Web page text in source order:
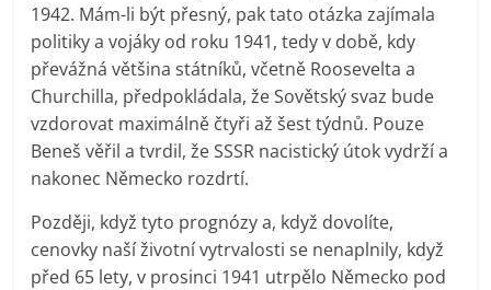
1942. Mám-li být přesný, pak tato otázka zajímala
politiky a vojáky od roku 1941, tedy v době, kdy
převážná většina státníků, včetně Roosevelta a
Churchilla, předpokládala, že Sovětský svaz bude
vzdorovat maximálně čtyři až šest týdnů. Pouze
Beneš věřil a tvrdil, že SSSR nacistický útok vydrží a
nakonec Německo rozdrtí.
Později, když tyto prognózy a, když dovolíte,
cenovky naší životní vytrvalosti se nenaplnily, když
před 65 lety, v prosinci 1941 utrpělo Německo pod